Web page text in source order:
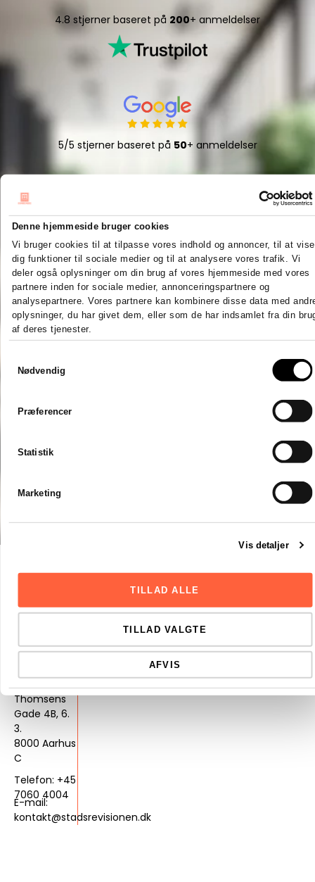
Denne hjemmeside bruger cookies
Vi bruger cookies til at tilpasse vores indhold og annoncer, til at vise
dig funktioner til sociale medier og til at analysere vores trafik. Vi
deler også oplysninger om din brug af vores hjemmeside med vores
partnere inden for sociale medier, annonceringspartnere og
analysepartnere. Vores partnere kan kombinere disse data med
oplysninger, du har givet dem, eller som de har indsamlet fra din
af deres tjenester.
Nødvendig
Præferencer
Statistik
Marketing
Vis detaljer
TILLAD ALLE
TILLAD VALGTE
AFVIS
4.8 stjerner baseret på 200+ anmeldelser
5/5 stjerner baseret på 50+ anmeldelser
Hurtigt og effektivt
Jeg var forsinket med mit
årsregnskab, men
Stadsrevisionen stillet en revisor
til rådighed som var klar til at
hjælpe mig henover en
weekend. Hurtigt, effektivt og
Købmagergade
7, 5.
København
Aarhus
Mariane
Thomsens
Gade 4B, 6.
3.
8000 Aarhus
C
Telefon: +45
7060 4004
E-mail:
kontakt@stadsrevisionen.dk
Services
Årsregnskab
Genoptagelse
Rådgivning
Genveje
Karriere
Brancher
Ordbog
Om
stadsrevisionen
Viden og
nyheder
CSR
Byer
Hjælp
regnskab
Kontrakter